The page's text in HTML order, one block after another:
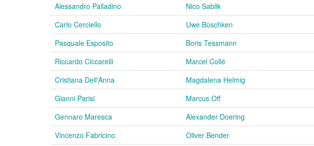
Alessandro Palladino
Nico Sablik
Carlo Cerciello
Uwe Büschken
Pasquale Esposito
Boris Tessmann
Riccardo Ciccarelli
Marcel Collé
Cristiana Dell'Anna
Magdalena Helmig
Gianni Parisi
Marcus Off
Gennaro Maresca
Alexander Doering
Vincenzo Fabricino
Oliver Bender